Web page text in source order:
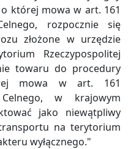
której mowa w art. 161
rozpocznie się
złożone w urzędzie
Rzeczypospolitej
towaru do procedury
mowa w art. 161
w krajowym
jako niewątpliwy
na terytorium
wyłącznego."